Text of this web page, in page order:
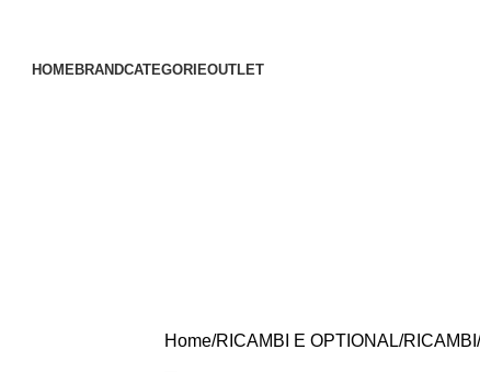
HOMEBRANDCATEGORIEOUTLET
Home RICAMBI E OPTIONAL RICAMBI